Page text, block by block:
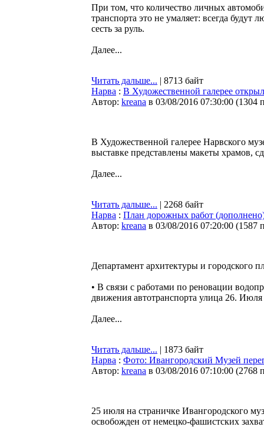
При том, что количество личных
транспорта это не умаляет: всегда
сесть за руль.
Далее...
Читать дальше... | 8713 байт
Нарва : В Художественной галерее
Автор: kreana в 03/08/2016 07:30:00 (1304
В Художественной галерее Нарвского
выставке представлены макеты
Далее...
Читать дальше... | 2268 байт
Нарва : План дорожных работ
Автор: kreana в 03/08/2016 07:20:00 (1587
Департамент архитектуры и городского
• В связи с работами по реновации
движения автотранспорта улица 26.
Далее...
Читать дальше... | 1873 байт
Нарва : Фото: Ивангородский Музей
Автор: kreana в 03/08/2016 07:10:00 (2768
25 июля на страничке Ивангородского
освобожден от немецко-фашистских